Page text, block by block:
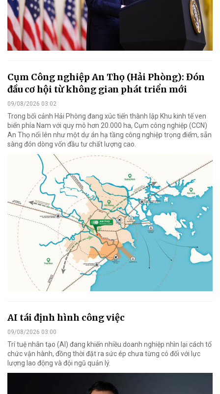
Cụm Công nghiệp An Thọ (Hải Phòng): Đón
đầu cơ hội từ không gian phát triển mới
09/08/2026 03:02
Trong bối cảnh Hải Phòng đang xúc tiến thành lập Khu kinh tế ven
biển phía Nam với quy mô hơn 20.000 ha, Cụm công nghiệp (CCN)
An Thọ nổi lên như một dự án hạ tầng công nghiệp trọng điểm, sẵn
sàng đón dòng vốn đầu tư chất lượng cao.
AI tái định hình công việc
09/08/2026 03:00
Trí tuệ nhân tạo (AI) đang khiến nhiều doanh nghiệp nhìn lại cách tổ
chức vận hành, đồng thời đặt ra sức ép chưa từng có đối với lực
lượng lao động và đội ngũ quản lý.